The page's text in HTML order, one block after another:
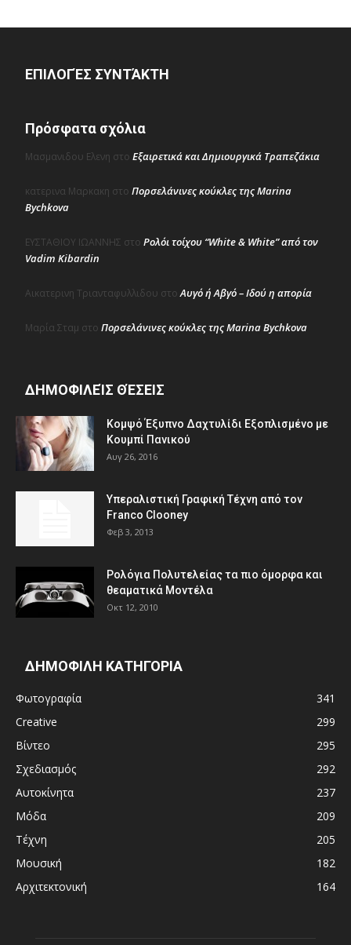
ΕΠΙΛΟΓΈΣ ΣΥΝΤΆΚΤΗ
Πρόσφατα σχόλια
Μασμανιδου Ελενη στο Εξαιρετικά και Δημιουργικά Τραπεζάκια
κατερινα Μαρκακη στο Πορσελάνινες κούκλες της Marina
Bychkova
ΕΥΣΤΑΘΙΟΥ ΙΩΑΝΝΗΣ στο Ρολόι τοίχου “White & White” από τον
Vadim Kibardin
Αικατερινη Τριανταφυλλιδου στοΑυγό ή Αβγό – Ιδού η απορία
Μαρία Σταμ στο Πορσελάνινες κούκλες της Marina Bychkova
ΔΗΜΟΦΙΛΕΊΣ ΘΈΣΕΙΣ
Κομψό Έξυπνο Δαχτυλίδι Εξοπλισμένο με
Κουμπί Πανικού
Αυγ 26, 2016
Υπεραλιστική Γραφική Τέχνη από τον
Franco Clooney
Φεβ 3, 2013
Ρολόγια Πολυτελείας τα πιο όμορφα και
θεαματικά Μοντέλα
Οκτ 12, 2010
ΔΗΜΟΦΙΛΗ ΚΑΤΗΓΟΡΙΑ
Φωτογραφία
341
Creative
299
Βίντεο
295
Σχεδιασμός
292
Αυτοκίνητα
237
Μόδα
209
Τέχνη
205
Μουσική
182
Αρχιτεκτονική
164